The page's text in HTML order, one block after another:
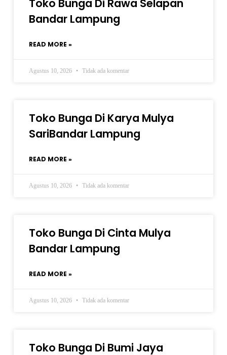
Toko Bunga Di Rawa Selapan
Bandar Lampung
READ MORE »
Agustus 10, 2026 Tidak ada komentar
Toko Bunga Di Karya Mulya
SariBandar Lampung
READ MORE »
Agustus 10, 2026 Tidak ada komentar
Toko Bunga Di Cinta Mulya
Bandar Lampung
READ MORE »
Agustus 10, 2026 Tidak ada komentar
Toko Bunga Di Bumi Jaya